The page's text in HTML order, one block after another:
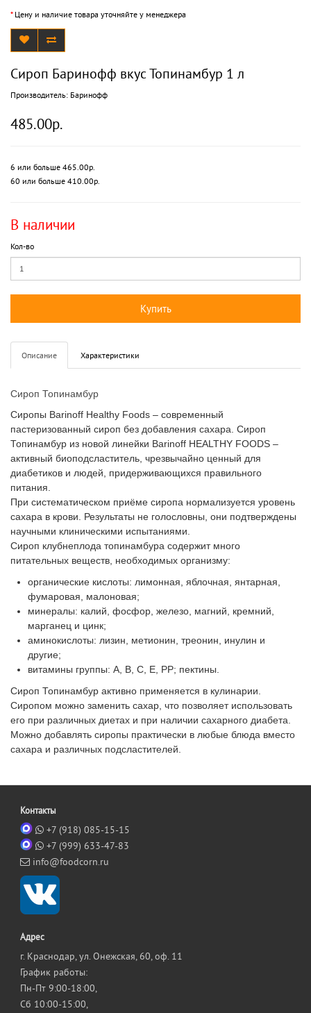
*Цену и наличие товара уточняйте у менеджера
Сироп Баринофф вкус Топинамбур 1 л
Производитель: Баринофф
485.00р.
6 или больше 465.00р.
60 или больше 410.00р.
В наличии
Кол-во
Купить
Описание Характеристики
Сироп Топинамбур
Сиропы Barinoff Healthy Foods – современный
пастеризованный сироп без добавления сахара. Сироп
Топинамбур из новой линейки Barinoff HEALTHY FOODS –
активный биоподсластитель, чрезвычайно ценный для
диабетиков и людей, придерживающихся правильного
питания.
При систематическом приёме сиропа нормализуется уровень
сахара в крови. Результаты не голословны, они подтверждены
научными клиническими испытаниями.
Сироп клубнеплода топинамбура содержит много
питательных веществ, необходимых организму:
органические кислоты: лимонная, яблочная, янтарная,
фумаровая, малоновая;
минералы: калий, фосфор, железо, магний, кремний,
марганец и цинк;
аминокислоты: лизин, метионин, треонин, инулин и
другие;
витамины группы: A, B, C, E, PP; пектины.
Сироп Топинамбур активно применяется в кулинарии.
Сиропом можно заменить сахар, что позволяет использовать
его при различных диетах и при наличии сахарного диабета.
Можно добавлять сиропы практически в любые блюда вместо
сахара и различных подсластителей.
Контакты
+7 (918) 085-15-15
+7 (999) 633-47-83
info@foodcorn.ru
Адрес
г. Краснодар, ул. Онежская, 60, оф. 11
График работы:
Пн-Пт 9:00-18:00,
Сб 10:00-15:00,